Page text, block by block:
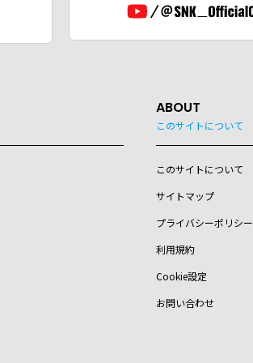
ABOUT
このサイトについて
このサイトについて
サイトマップ
プライバシーポリシー
利用規約
Cookie設定
お問い合わせ